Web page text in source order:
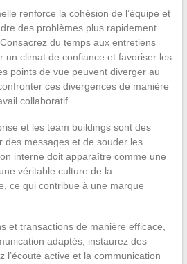
renforce la cohésion de l’équipe et
des problèmes plus rapidement
du temps aux entretiens
un climat de confiance et favoriser les
points de vue peuvent diverger au
ces divergences de manière
collaboratif.
et les team buildings sont des
des messages et de souder les
interne doit apparaître comme une
véritable culture de la
ce qui contribue à une marque
et transactions de manière efficace,
adaptés, instaurez des
l’écoute active et la communication